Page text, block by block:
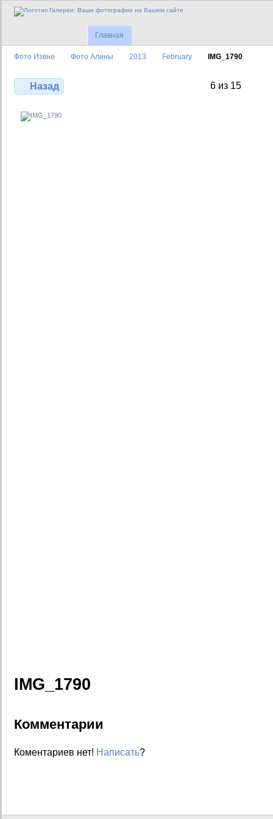
Главная
Фото Извне Фото Алины 2013 February IMG_1790
Назад 6 из 15
IMG_1790
Комментарии
Коментариев нет! Написать?